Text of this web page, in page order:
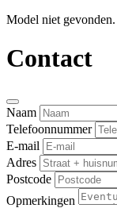
Model niet gevonden.
Contact
Naam
Telefoonnummer
E-mail
Adres
Postcode
Opmerkingen